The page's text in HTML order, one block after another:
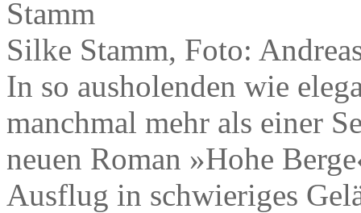
Silke Stamm, Foto:
In so ausholenden wie
manchmal mehr als einer
neuen Roman »Hohe
Ausflug in schwieriges